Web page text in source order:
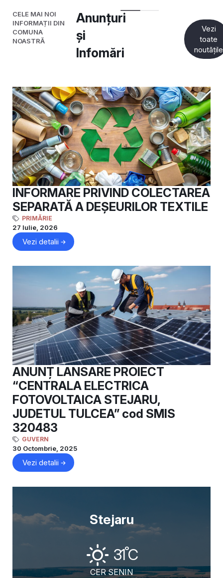
CELE MAI NOI
INFORMAȚII DIN
COMUNA
NOASTRĂ
Anunțuri
și
Infomări
Vezi
toate
noutățile
INFORMARE PRIVIND COLECTAREA
SEPARATĂ A DEȘEURILOR TEXTILE
PRIMĂRIE
27 Iulie, 2026
Vezi detalii
ANUNȚ LANSARE PROIECT
“CENTRALA ELECTRICA
FOTOVOLTAICA STEJARU,
JUDETUL TULCEA” cod SMIS
320483
GUVERN
30 Octombrie, 2025
Vezi detalii
Stejaru
31°C
CER SENIN